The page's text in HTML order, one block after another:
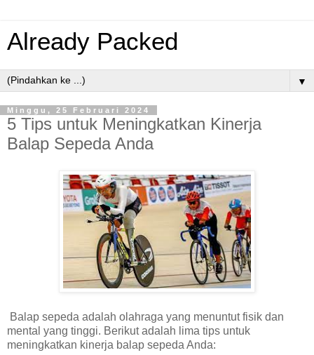
Already Packed
▼
Minggu, 25 Februari 2024
5 Tips untuk Meningkatkan Kinerja
Balap Sepeda Anda
Balap sepeda adalah olahraga yang menuntut fisik dan
mental yang tinggi. Berikut adalah lima tips untuk
meningkatkan kinerja balap sepeda Anda: